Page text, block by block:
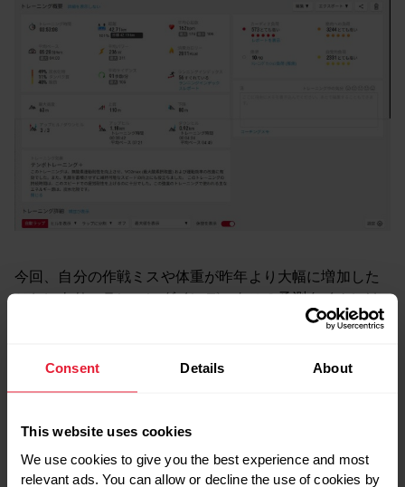
Consent Details About
This website uses cookies
We use cookies to give you the best experience and most
relevant ads. You can allow or decline the use of cookies by
今回、自分の作戦ミスや体重が昨年より大幅に増加した
ことにより、ランニングインデックスの予測タイムには
ただ、7か月間継続してきたPolarランニングプログラム
のトレーニング関しては、インターバル走やLSD等タイ
ので、特にサブ4～サブ3.5を目指している方におすすめ
できると思います。